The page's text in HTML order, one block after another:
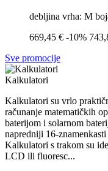
debljina vrha: M
669,45 € -10%
Sve promocije
Kalkulatori
Kalkulatori su vrlo
računanje matematičkih
baterijom i solarnom
napredniji 16-
Kalkulatori s trakom su
LCD ili fluoresc...